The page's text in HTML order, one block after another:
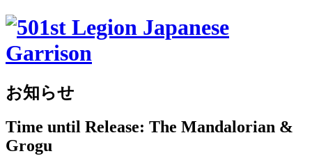
お知らせ
Time until Release: The Mandalorian &
Grogu